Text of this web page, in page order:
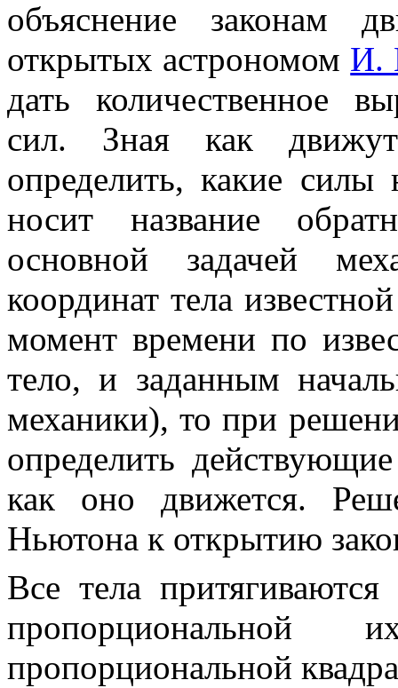
объяснение законам
открытых астрономом И.
дать количественное
сил. Зная как
определить, какие
носит название
основной задачей
координат тела
момент времени по
тело, и заданным
механики), то при
определить
как оно движется.
Ньютона к открытию
Все тела
пропорциональной